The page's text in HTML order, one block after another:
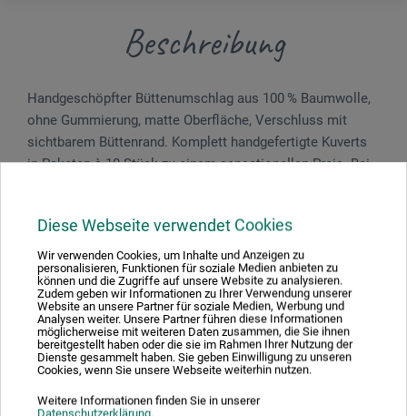
Diese Webseite verwendet Cookies
Wir verwenden Cookies, um Inhalte und Anzeigen zu
personalisieren, Funktionen für soziale Medien anbieten zu
können und die Zugriffe auf unsere Website zu analysieren.
Zudem geben wir Informationen zu Ihrer Verwendung unserer
Website an unsere Partner für soziale Medien, Werbung und
Analysen weiter. Unsere Partner führen diese Informationen
möglicherweise mit weiteren Daten zusammen, die Sie ihnen
bereitgestellt haben oder die sie im Rahmen Ihrer Nutzung der
Dienste gesammelt haben. Sie geben Einwilligung zu unseren
Cookies, wenn Sie unsere Webseite weiterhin nutzen.
Weitere Informationen finden Sie in unserer
Datenschutzerklärung.
Beschreibung
Handgeschöpfter Büttenumschlag aus 100 % Baumwolle,
ohne Gummierung, matte Oberfläche, Verschluss mit
sichtbarem Büttenrand. Komplett handgefertigte Kuverts
in Paketen à 10 Stück zu einem sensationellen Preis. Bei
Produktbewertungen (0)
Schreiben Sie die erste Bewertung zu diesem Produkt
JETZT PRODUKT BEWERTEN